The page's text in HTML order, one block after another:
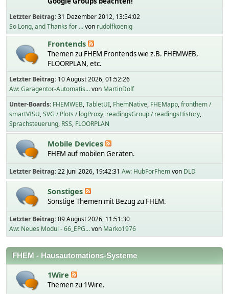
Letzter Beitrag:31 Dezember 2012, 13:54:02
So Long, and Thanks for ...von rudolfkoenig
Frontends
Themen zu FHEM Frontends wie z.B. FHEMWEB,
FLOORPLAN, etc.
Letzter Beitrag: 10 August 2026, 01:52:26
Aw: Garagentor-Automatis...von MartinDolf
Unter-Boards FHEMWEB TabletUI FhemNative FHEMapp fronthem /
smartVISU SVG / Plots / logProxy readingsGroup / readingsHistory
Sprachsteuerung RSS FLOORPLAN
Mobile Devices
FHEM auf mobilen Geräten.
Letzter Beitrag:22 Juni 2026, 19:42:31 Aw: HubForFhemvon DLD
Sonstiges
Sonstige Themen mit Bezug zu FHEM.
Letzter Beitrag:09 August 2026, 11:51:30
Aw: Neues Modul - 66_EPG...von Marko1976
FHEM - Hausautomations-Systeme
1Wire
Themen zu 1Wire.